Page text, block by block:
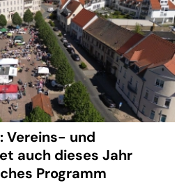
Vereins- und
auch dieses Jahr
Programm